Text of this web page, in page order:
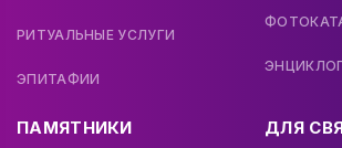
РИТУАЛЬНЫЕ УСЛУГИ
ЭПИТАФИИ
ПАМЯТНИКИ ДЛЯ